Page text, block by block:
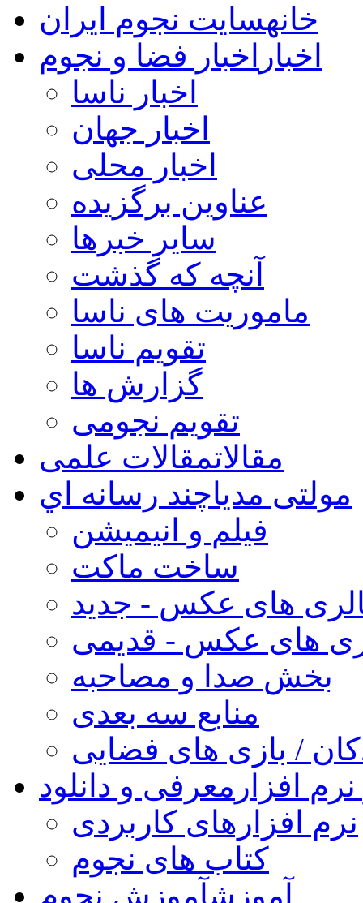
خانهسایت نجوم ایران
اخبار اخبار فضا و نجوم
اخبار ناسا
اخبار جهان
اخبار محلی
عناوین برگزیده
سایر خبرها
آنچه که گذشت
ماموریت های ناسا
تقویم ناسا
گزارش ها
تقویم نجومی
مقالاتمقالات علمی
مولتی مدیاچند رسانه اي
فیلم و انیمیشن
ساخت ماکت
های عکس - جدید
های عکس - قدیمی
بخش صدا و مصاحبه
منابع سه بعدی
/ بازی های فضایی
افزار معرفی و دانلود
نرم افزارهای کاربردی
کتاب های نجوم
آموزشآموزش نجوم